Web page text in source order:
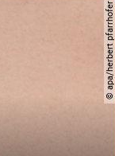
© apa/herbert pfarrhofer